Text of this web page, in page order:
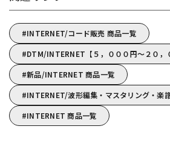
INTERNET/コード販売 商品一覧
DTM/INTERNET【５，０００円～２０，
新品/INTERNET 商品一覧
INTERNET/波形編集・マスタリング・楽
INTERNET 商品一覧